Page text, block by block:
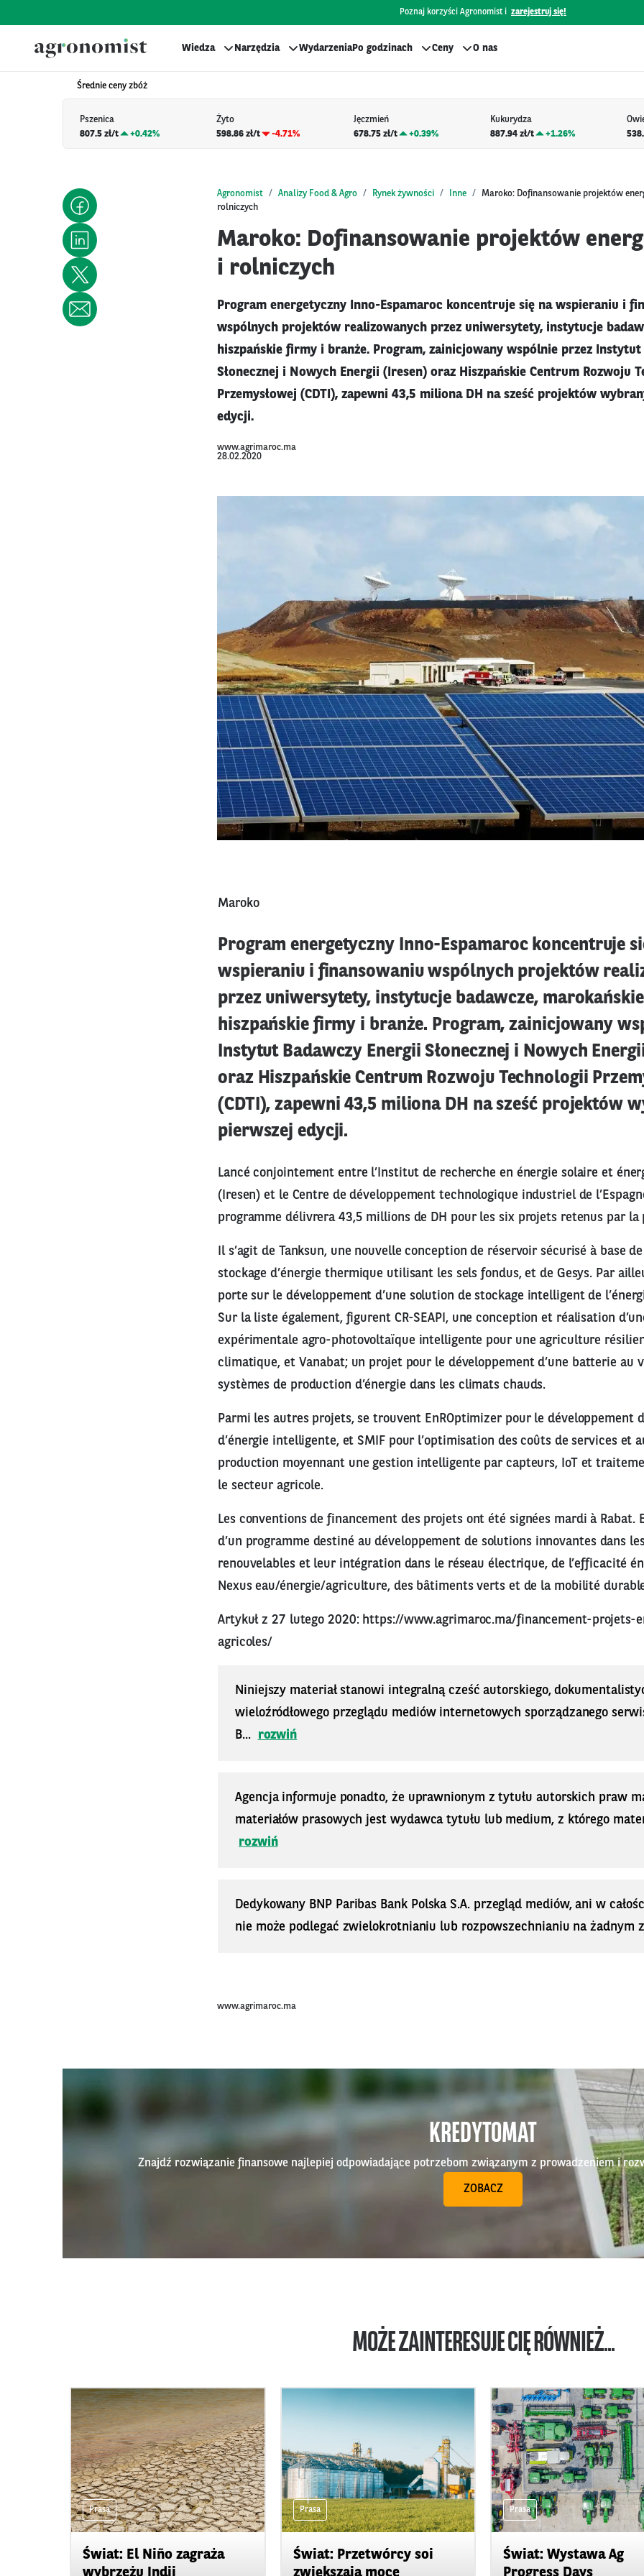
Poznaj korzyści Agronomist i zarejestruj się!
Wiedza Narzędzia WydarzeniaPo godzinach Ceny O nas
Średnie ceny zbóż
Pszenica
807.5 zł/t
+0.42%
Żyto
598.86 zł/t
-4.71%
Jęczmień
678.75 zł/t
+0.39%
Kukurydza
887.94 zł/t
+1.26%
Agronomist Analizy Food & Agro Rynek żywności Inne
Maroko: Dofinansowanie projektów
rolniczych
Maroko: Dofinansowanie projektów
i rolniczych
Program energetyczny Inno-Espamaroc koncentruje się na wspieraniu i
wspólnych projektów realizowanych przez uniwersytety, instytucje
hiszpańskie firmy i branże. Program, zainicjowany wspólnie przez Instytut
Słonecznej i Nowych Energii (Iresen) oraz Hiszpańskie Centrum Rozwoju
Przemysłowej (CDTI), zapewni 43,5 miliona DH na sześć projektów
edycji.
www.agrimaroc.ma
28.02.2020
Maroko
Program energetyczny Inno-Espamaroc koncentruje
wspieraniu i finansowaniu wspólnych projektów
przez uniwersytety, instytucje badawcze,
hiszpańskie firmy i branże. Program, zainicjowany
Instytut Badawczy Energii Słonecznej i Nowych
oraz Hiszpańskie Centrum Rozwoju Technologii
(CDTI), zapewni 43,5 miliona DH na sześć projektów
pierwszej edycji.
Lancé conjointement entre l’Institut de recherche en énergie solaire et
(Iresen) et le Centre de développement technologique industriel de
programme délivrera 43,5 millions de DH pour les six projets retenus par
Il s’agit de Tanksun, une nouvelle conception de réservoir sécurisé à base
stockage d’énergie thermique utilisant les sels fondus, et de Gesys. Par
porte sur le développement d’une solution de stockage intelligent de
Sur la liste également, figurent CR-SEAPI, une conception et réalisation
expérimentale agro-photovoltaïque intelligente pour une agriculture
climatique, et Vanabat; un projet pour le développement d’une batterie au
systèmes de production d’énergie dans les climats chauds.
Parmi les autres projets, se trouvent EnROptimizer pour le développement
d’énergie intelligente, et SMIF pour l’optimisation des coûts de services et
production moyennant une gestion intelligente par capteurs, IoT et
le secteur agricole.
Les conventions de financement des projets ont été signées mardi à Rabat.
d’un programme destiné au développement de solutions innovantes dans
renouvelables et leur intégration dans le réseau électrique, de l’efficacité
Nexus eau/énergie/agriculture, des bâtiments verts et de la mobilité
Artykuł z 27 lutego 2020: https://www.agrimaroc.ma/financement-projets-
agricoles/
Niniejszy materiał stanowi integralną cześć autorskiego,
wieloźródłowego przeglądu mediów internetowych sporządzanego
B...
rozwiń
Agencja informuje ponadto, że uprawnionym z tytułu autorskich praw
materiałów prasowych jest wydawca tytułu lub medium, z którego
rozwiń
Dedykowany BNP Paribas Bank Polska S.A. przegląd mediów, ani w
nie może podlegać zwielokrotnianiu lub rozpowszechnianiu na żadnym
www.agrimaroc.ma
KREDYTOMAT
Znajdź rozwiązanie finansowe najlepiej odpowiadające potrzebom związanym z prowadzeniem i
ZOBACZ
MOŻE ZAINTERESUJE CIĘ RÓWNIEŻ...
Prasa
Świat: El Niño zagraża
wybrzeżu Indii
Prasa
Świat: Przetwórcy soi
zwiększają moce
Prasa
Świat: Wystawa Ag
Progress Days